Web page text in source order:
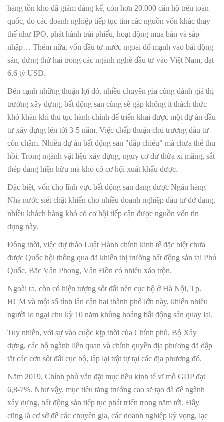
hàng tồn kho đã giảm đáng kể, còn hơn 20.000 căn hộ trên toàn
quốc, do các doanh nghiệp tiếp tục tìm các nguồn vốn khác thay
thế như IPO, phát hành trái phiếu, hoạt động mua bán và sáp
nhập… Thêm nữa, vốn đầu tư nước ngoài đổ mạnh vào bất động
sản, đứng thứ hai trong các ngành nghề đầu tư vào Việt Nam, đạt
6,6 tỷ USD.
Bên cạnh những thuận lợi đó, nhiều chuyên gia cũng đánh giá thị
trường xây dựng, bất động sản cũng sẽ gặp không ít thách thức
khó khăn khi thủ tục hành chính để triển khai được một dự án đầu
tư xây dựng lên tới 3-5 năm. Việc chấp thuận chủ trương đầu tư
còn chậm. Nhiều dự án bất động sản "đắp chiếu" mà chưa thể thu
hồi. Trong ngành vật liệu xây dựng, nguy cơ dư thừa xi măng, sắt
thép đang hiện hữu mà khó có cơ hội xuất khẩu được.
Đặc biệt, vốn cho lĩnh vực bất động sản đang được Ngân hàng
Nhà nước siết chặt khiến cho nhiều doanh nghiệp đầu tư dở dang,
nhiều khách hàng khó có cơ hội tiếp cận được nguồn vốn tín
dụng này.
Đồng thời, việc dự thảo Luật Hành chính kinh tế đặc biệt chưa
được Quốc hội thông qua đã khiến thị trường bất động sản tại Phú
Quốc, Bắc Vân Phong, Vân Đồn có nhiều xáo trộn.
Ngoài ra, còn có hiện tượng sốt đất nền cục bộ ở Hà Nội, Tp.
HCM và một số tỉnh lân cận hai thành phố lớn này, khiến nhiều
người lo ngại chu kỳ 10 năm khủng hoảng bất động sản quay lại.
Tuy nhiên, với sự vào cuộc kịp thời của Chính phủ, Bộ Xây
dựng, các bộ ngành liên quan và chính quyền địa phương đã dập
tắt các cơn sốt đất cục bộ, lập lại trật tự tại các địa phương đó.
Năm 2019, Chính phủ vẫn đặt mục tiêu kinh tế vĩ mô GDP đạt
6,8-7%. Như vậy, mục tiêu tăng trưởng cao sẽ tạo đà để ngành
xây dựng, bất động sản tiếp tục phát triển trong năm tới. Đây
cũng là cơ sở để các chuyên gia, các doanh nghiệp kỳ vọng, lạc